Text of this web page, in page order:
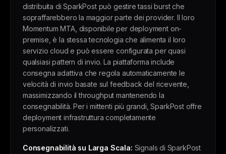
distribuita di SparkPost può gestire tassi burst che
sopraffarebbero la maggior parte dei provider. Il loro
Momentum MTA, disponibile per deployment on-
premise, è la stessa tecnologia che alimenta il loro
servizio cloud e può essere configurata per quasi
qualsiasi pattern di invio. La piattaforma include
consegna adattiva che regola automaticamente le
velocità di invio basate sul feedback del ricevente,
massimizzando il throughput mantenendo la
consegnabilità. Per i mittenti più grandi, SparkPost offre
deployment infrastruttura completamente
personalizzati.
Consegnabilità su Larga Scala: Signals di SparkPost